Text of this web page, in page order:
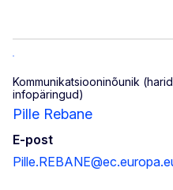
Kommunikatsiooninõunik
infopäringud)
Pille Rebane
E-post